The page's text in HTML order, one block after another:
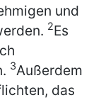
und
2Es
3Außerdem
das